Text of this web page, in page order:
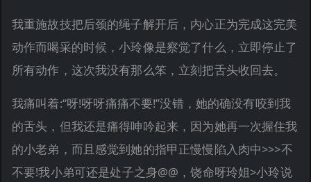
我重施故技把后颈的绳子解开后，内心正为完成这完美
动作而喝采的时候，小玲像是察觉了什么，立即停止了
所有动作，这次我没有那么笨，立刻把舌头收回去。
我痛叫着:“呀!呀呀痛痛不要!”没错，她的确没有咬到我
的舌头，但我还是痛得呻吟起来，因为她再一次握住我
的小老弟，而且感觉到她的指甲正慢慢陷入肉中>>>不
不要!我小弟可还是处子之身@@，饶命呀玲姐>小玲说